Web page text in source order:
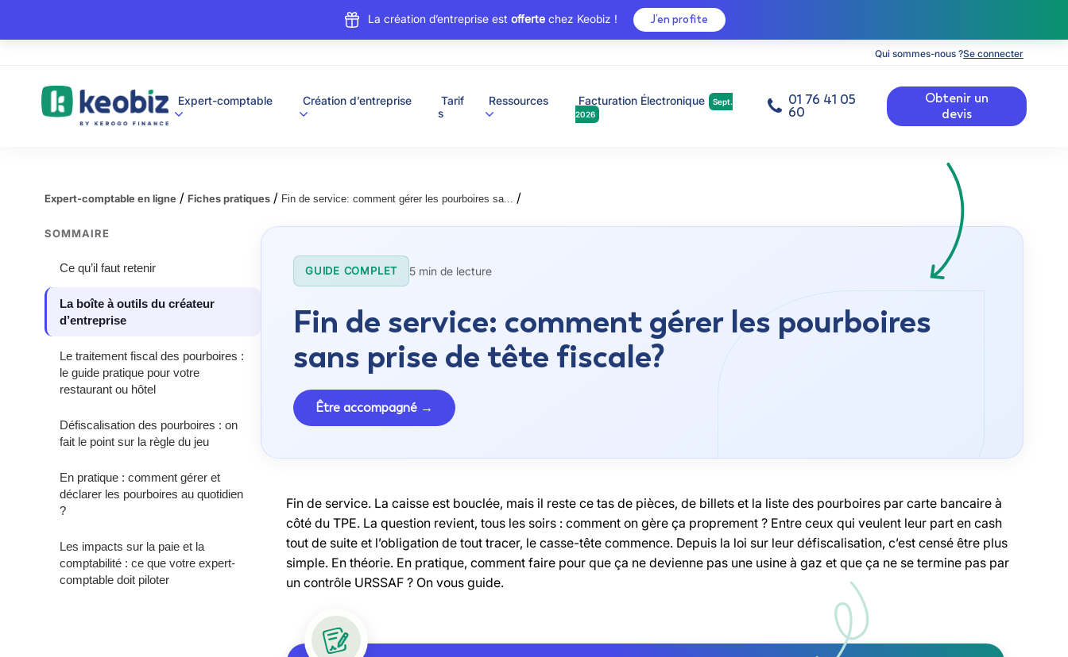
La création d’entreprise est offertechez Keobiz ! J’en profite
Qui sommes-nous ?Se connecter
A
c
c
u
Expert-comptable Création d’entreprise
Tarif
s
Ressources Facturation Électronique
Sept.
2026
01 76 41 05
60
Obtenir un
devis
Expert-comptable en ligne / Fiches pratiques / Fin de service: comment gérer les pourboires sa... /
SOMMAIRE
Ce qu’il faut retenir
La boîte à outils du créateur
d’entreprise
Le traitement fiscal des pourboires :
le guide pratique pour votre
restaurant ou hôtel
Défiscalisation des pourboires : on
fait le point sur la règle du jeu
En pratique : comment gérer et
déclarer les pourboires au quotidien
?
Les impacts sur la paie et la
comptabilité : ce que votre expert-
comptable doit piloter
GUIDE COMPLET 5 min de lecture
Fin de service: comment gérer les pourboires
sans prise de tête fiscale?
Être accompagné →
Fin de service. La caisse est bouclée, mais il reste ce tas de pièces, de billets et la liste des pourboires par carte bancaire à
côté du TPE. La question revient, tous les soirs : comment on gère ça proprement ? Entre ceux qui veulent leur part en cash
tout de suite et l’obligation de tout tracer, le casse-tête commence. Depuis la loi sur leur défiscalisation, c’est censé être plus
simple. En théorie. En pratique, comment faire pour que ça ne devienne pas une usine à gaz et que ça ne se termine pas par
un contrôle URSSAF ? On vous guide.